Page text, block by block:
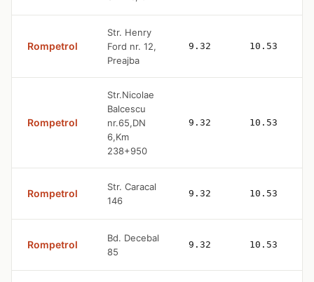
Rompetrol
Str. Henry
Ford nr. 12,
Preajba
9.32 10.53
Rompetrol
Str.Nicolae
Balcescu
nr.65,DN
6,Km
238+950
9.32 10.53
Rompetrol
Str. Caracal
146
9.32 10.53
Rompetrol
Bd. Decebal
85
9.32 10.53